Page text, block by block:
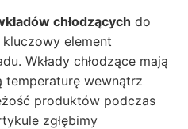
chłodzących do
element
Wkłady chłodzące mają
temperaturę wewnątrz
produktów podczas
zgłębimy